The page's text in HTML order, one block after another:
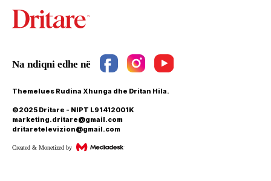
Themelues Rudina Xhunga dhe Dritan Hila.
©2025 Dritare - NIPT L91412001K
marketing.dritare@gmail.com
dritaretelevizion@gmail.com
Created & Monetized by